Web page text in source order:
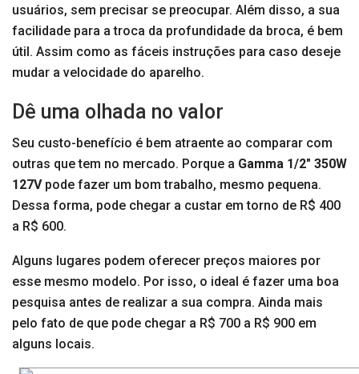
usuários, sem precisar se preocupar. Além disso, a sua
facilidade para a troca da profundidade da broca, é bem
útil. Assim como as fáceis instruções para caso deseje
mudar a velocidade do aparelho.
Dê uma olhada no valor
Seu custo-benefício é bem atraente ao comparar com
outras que tem no mercado. Porque a Gamma 1/2″ 350W
127V pode fazer um bom trabalho, mesmo pequena.
Dessa forma, pode chegar a custar em torno de R$ 400
a R$ 600.
Alguns lugares podem oferecer preços maiores por
esse mesmo modelo. Por isso, o ideal é fazer uma boa
pesquisa antes de realizar a sua compra. Ainda mais
pelo fato de que pode chegar a R$ 700 a R$ 900 em
alguns locais.